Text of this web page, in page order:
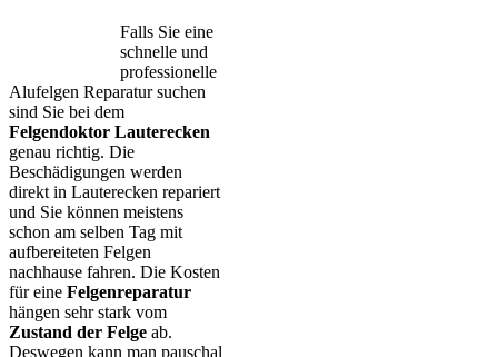
Falls Sie eine
schnelle und
professionelle
Alufelgen Reparatur suchen
sind Sie bei dem
Felgendoktor Lauterecken
genau richtig. Die
Beschädigungen werden
direkt in Lauterecken repariert
und Sie können meistens
schon am selben Tag mit
aufbereiteten Felgen
nachhause fahren. Die Kosten
für eine Felgenreparatur
hängen sehr stark vom
Zustand der Felge ab.
Deswegen kann man pauschal